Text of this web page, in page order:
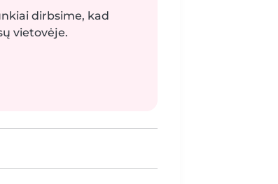
dirbsime, kad
vietovėje.